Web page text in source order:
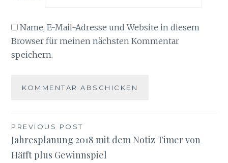
Name, E-Mail-Adresse und Website in diesem
Browser für meinen nächsten Kommentar
speichern.
Beitragsnavigation
PREVIOUS POST
Jahresplanung 2018 mit dem Notiz Timer von
Häfft plus Gewinnspiel